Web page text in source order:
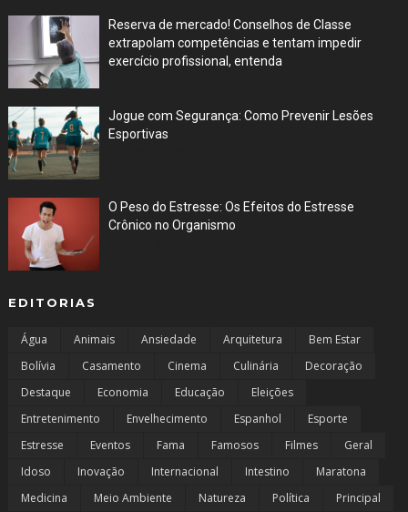
Reserva de mercado! Conselhos de Classe
extrapolam competências e tentam impedir
exercício profissional, entenda
Jogue com Segurança: Como Prevenir Lesões
Esportivas
O Peso do Estresse: Os Efeitos do Estresse
Crônico no Organismo
EDITORIAS
Água Animais Ansiedade Arquitetura
Bem Estar
Bolívia
Casamento Cinema Culinária
Decoração
Destaque
Economia Educação
Eleições
Entretenimento
Envelhecimento Espanhol
Esporte
Estresse
Eventos Fama Famosos Filmes
Geral
Idoso
Inovação Internacional Intestino
Maratona
Medicina
Meio Ambiente Natureza Política
Principal